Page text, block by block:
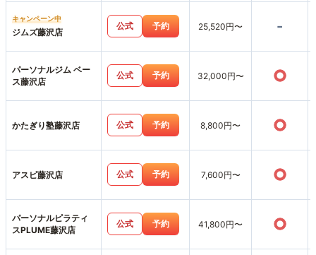
キャンペーン中
ジムズ藤沢店
公式 予約 25,520円〜 -
パーソナルジム ベー
ス藤沢店
公式 予約 32,000円〜 ○
かたぎり塾藤沢店 公式 予約 8,800円〜 ○
アスピ藤沢店 公式 予約 7,600円〜 ○
パーソナルピラティ
スPLUME藤沢店
公式 予約 41,800円〜 ○